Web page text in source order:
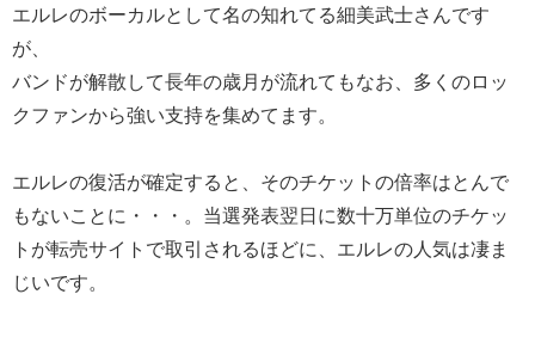
エルレのボーカルとして名の知れてる細美武士さんです
が、
バンドが解散して長年の歳月が流れてもなお、多くのロッ
クファンから強い支持を集めてます。
エルレの復活が確定すると、そのチケットの倍率はとんで
もないことに・・・。当選発表翌日に数十万単位のチケッ
トが転売サイトで取引されるほどに、エルレの人気は凄ま
じいです。